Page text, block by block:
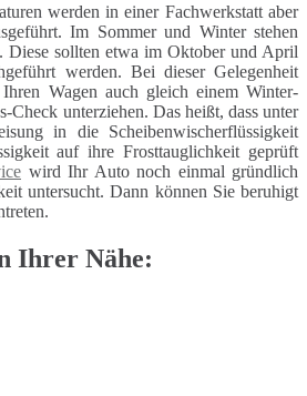
werden in einer Fachwerkstatt aber
Im Sommer und Winter stehen
Diese sollten etwa im Oktober und April
werden. Bei dieser Gelegenheit
Ihren Wagen auch gleich einem Winter-
Check unterziehen. Das heißt, dass unter
in die Scheibenwischerflüssigkeit
auf ihre Frosttauglichkeit geprüft
wird Ihr Auto noch einmal gründlich
untersucht. Dann können Sie beruhigt
Ihrer Nähe: